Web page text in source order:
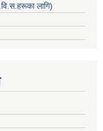
लागि)